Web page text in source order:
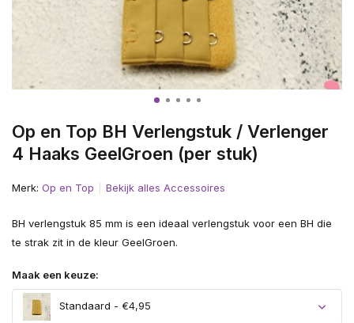
Op en Top BH Verlengstuk / Verlenger
4 Haaks GeelGroen (per stuk)
Merk: Op en Top Bekijk alles Accessoires
BH verlengstuk 85 mm is een ideaal verlengstuk voor een BH die
te strak zit in de kleur GeelGroen.
Maak een keuze:
Standaard - €4,95